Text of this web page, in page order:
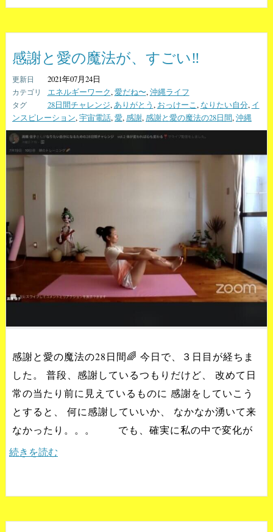
感謝と愛の魔法が、すごい‼️
2021年07月24日
エネルギーワーク,愛だね〜,沖縄ライフ
28日間チャレンジ,ありがとう, おっけーこ, なりたい自分, イ
ンスピレーション,宇宙電話,愛,感謝,感謝と愛の魔法の28日間,沖縄
感謝と愛の魔法の28日間🌈 今日で、３日目が経ちま
した。 普段、感謝しているつもりだけど、 改めて日
常の当たり前に見えているものに 感謝をしていこう
とすると、 何に感謝していいか、 なかなか湧いて来
なかったり。。。 でも、確実に私の中で変化が
続きを読む